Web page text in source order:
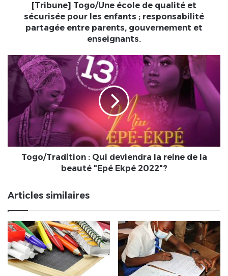
responsabilité
partagée
gouvernement
enseignants.
[Tribune] Togo/Une école de qualité et
sécurisée pour les enfants ; responsabilité
partagée entre parents, gouvernement et
enseignants.
Togo/Tradition
:
Qui
deviendra
reine
de
beauté
Togo/Tradition : Qui deviendra la reine de la
beauté "Epé Ekpé 2022"?
Articles similaires